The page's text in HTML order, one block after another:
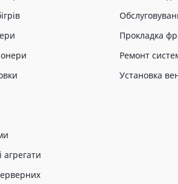
агрегати
Прокладка
Ремонт
Установка